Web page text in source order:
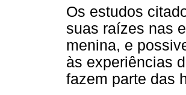
Os estudos
suas raízes nas
menina, e
às experiências
fazem parte das